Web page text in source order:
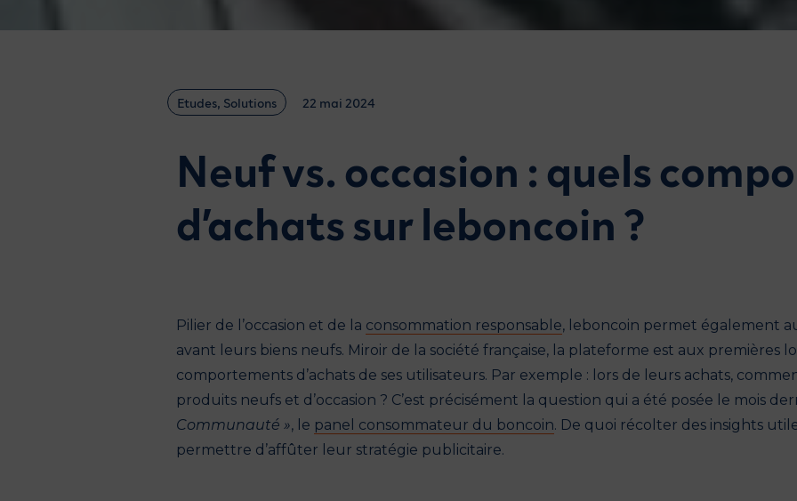
Etudes, Solutions 22 mai 2024
Neuf vs. occasion : quels
d’achats sur leboncoin ?
Pilier de l’occasion et de la consommation responsable, leboncoin permet également
avant leurs biens neufs. Miroir de la société française, la plateforme est aux premières
comportements d’achats de ses utilisateurs. Par exemple : lors de leurs achats,
produits neufs et d’occasion ? C’est précisément la question qui a été posée le mois
Communauté », le panel consommateur du boncoin. De quoi récolter des insights
permettre d’affûter leur stratégie publicitaire.